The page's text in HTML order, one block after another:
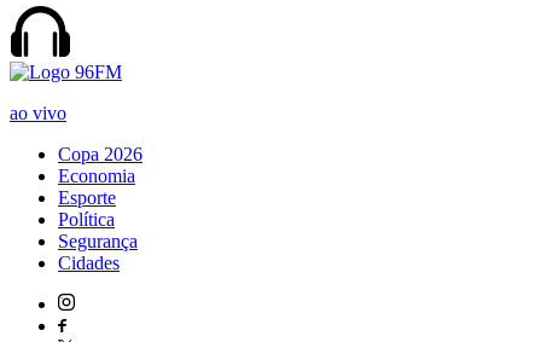
ao vivo
Copa 2026
Economia
Esporte
Política
Segurança
Cidades